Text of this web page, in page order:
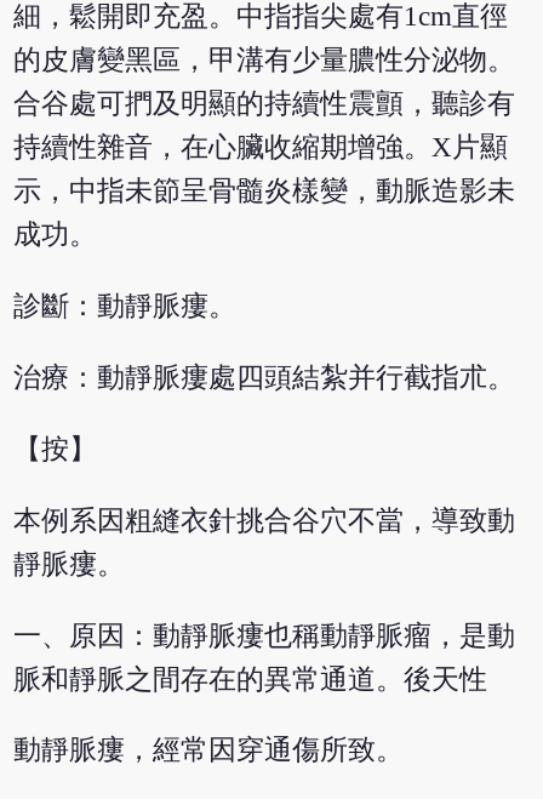
細，鬆開即充盈。中指指尖處有1cm直徑
的皮膚變黑區，甲溝有少量膿性分泌物。
合谷處可捫及明顯的持續性震顫，聽診有
持續性雜音，在心臟收縮期增強。X片顯
示，中指未節呈骨髓炎樣變，動脈造影未
成功。
診斷：動靜脈瘻。
治療：動靜脈瘻處四頭結紮并行截指朮。
【按】
本例系因粗縫衣針挑合谷穴不當，導致動
靜脈瘻。
一、原因：動靜脈瘻也稱動靜脈瘤，是動
脈和靜脈之間存在的異常通道。後天性
動靜脈瘻，經常因穿通傷所致。